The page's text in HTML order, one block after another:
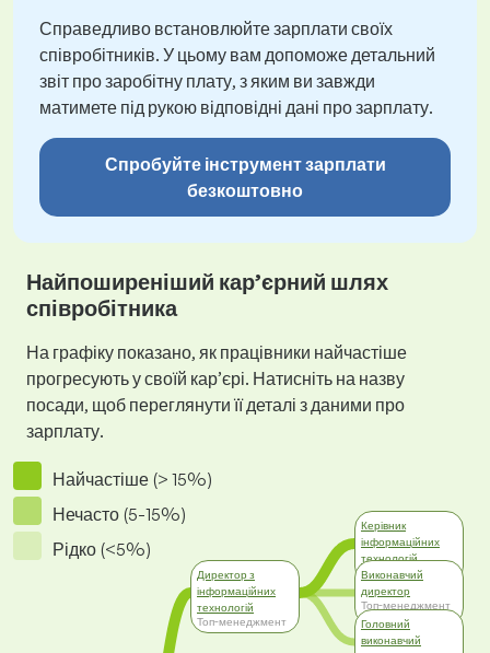
Справедливо встановлюйте зарплати своїх
співробітників. У цьому вам допоможе детальний
звіт про заробітну плату, з яким ви завжди
матимете під рукою відповідні дані про зарплату.
Спробуйте інструмент зарплати
безкоштовно
Найпоширеніший кар’єрний шлях
співробітника
На графіку показано, як працівники найчастіше
прогресують у своїй кар’єрі. Натисніть на назву
посади, щоб переглянути її деталі з даними про
зарплату.
Найчастіше (> 15%)
Нечасто (5-15%)
Рідко (<5%)
Директор з
інформаційних
технологій
Топ-менеджмент
Керівник
інформаційних
технологій
Менеджмент
Виконавчий
директор
Топ-менеджмент
Головний
виконавчий